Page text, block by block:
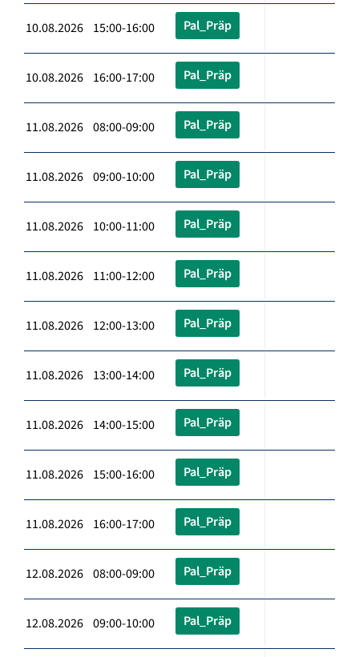
10.08.2026 15:00-16:00 Pal_Präp
10.08.2026 16:00-17:00 Pal_Präp
11.08.2026 08:00-09:00 Pal_Präp
11.08.2026 09:00-10:00 Pal_Präp
11.08.2026 10:00-11:00 Pal_Präp
11.08.2026 11:00-12:00 Pal_Präp
11.08.2026 12:00-13:00 Pal_Präp
11.08.2026 13:00-14:00 Pal_Präp
11.08.2026 14:00-15:00 Pal_Präp
11.08.2026 15:00-16:00 Pal_Präp
11.08.2026 16:00-17:00 Pal_Präp
12.08.2026 08:00-09:00 Pal_Präp
12.08.2026 09:00-10:00 Pal_Präp